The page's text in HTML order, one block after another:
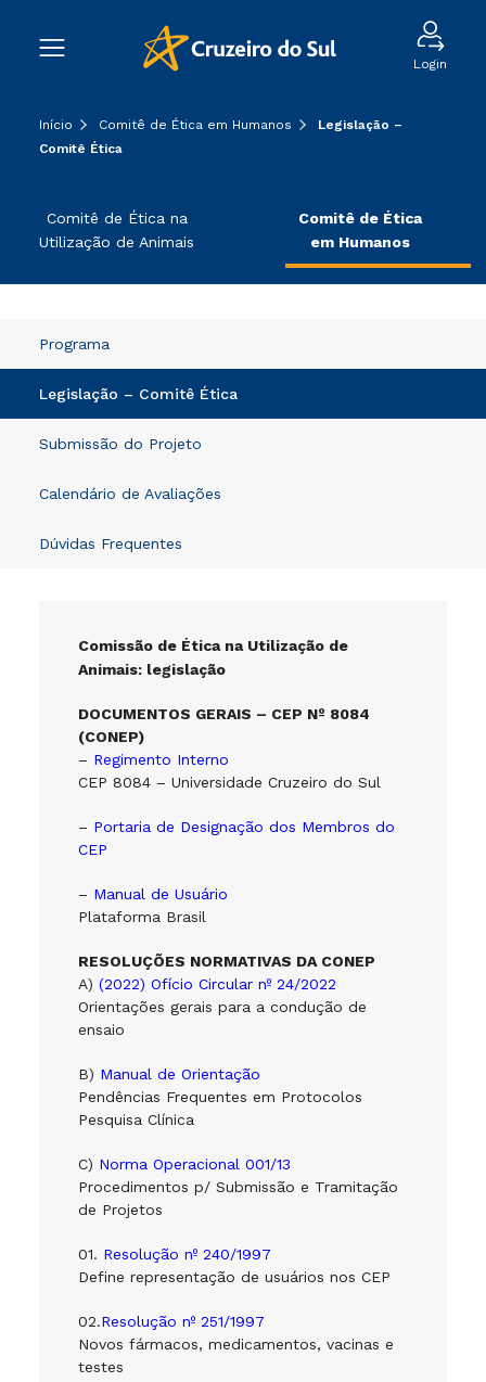
Login
Início Comitê de Ética em Humanos
Legislação –
Comitê Ética
Comitê de Ética na
Utilização de Animais
Comitê de Ética
em Humanos
Programa
Legislação – Comitê Ética
Submissão do Projeto
Calendário de Avaliações
Dúvidas Frequentes
Comissão de Ética na Utilização de
Animais: legislação
DOCUMENTOS GERAIS – CEP Nº 8084
(CONEP)
– Regimento Interno
CEP 8084 – Universidade Cruzeiro do Sul
– Portaria de Designação dos Membros do
CEP
– Manual de Usuário
Plataforma Brasil
RESOLUÇÕES NORMATIVAS DA CONEP
A) (2022) Ofício Circular nº 24/2022
Orientações gerais para a condução de
ensaio
B) Manual de Orientação
Pendências Frequentes em Protocolos
Pesquisa Clínica
C) Norma Operacional 001/13
Procedimentos p/ Submissão e Tramitação
de Projetos
01. Resolução nº 240/1997
Define representação de usuários nos CEP
02.Resolução nº 251/1997
Novos fármacos, medicamentos, vacinas e
testes